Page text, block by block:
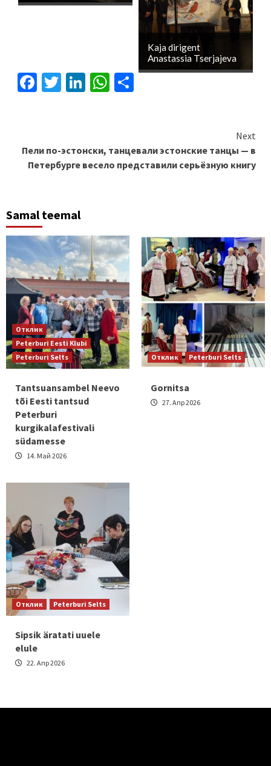
Kaja dirigent
Anastassia Tserjajeva
Facebook
Twitter
LinkedIn
WhatsApp
Reading
Next
Пели по-эстонски, танцевали эстонские танцы — в
Петербурге весело представили серьёзную книгу
Samal teemal
Отклик
Peterburi Eesti Klubi
Peterburi Selts
Tantsuansambel Neevo
tõi Eesti tantsud
Peterburi
kurgikalafestivali
südamesse
14. Май 2026
Отклик Peterburi Selts
Gornitsa
27. Апр 2026
Отклик Peterburi Selts
Sipsik äratati uuele
elule
22. Апр 2026